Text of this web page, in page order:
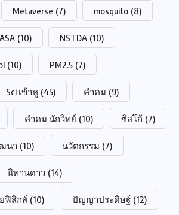
Metaverse (7) mosquito (8)
(10) NSTDA (10)
(10) PM2.5 (7)
Sci เข้าหู (45) คำคม (9)
คำคม นักวิทย์ (10) ซิสโก้ (7)
นา (10) นวัตกรรม (7)
นิทานดาว (14)
ฟิสิกส์ (10) ปัญญาประดิษฐ์ (12)